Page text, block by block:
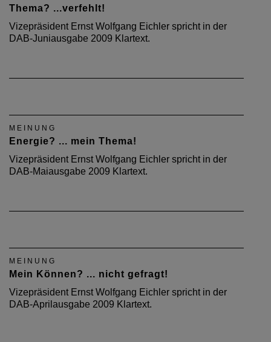
Thema? ...verfehlt!
Vizepräsident Ernst Wolfgang Eichler spricht in der
DAB-Juniausgabe 2009 Klartext.
MEINUNG
Energie? ... mein Thema!
Vizepräsident Ernst Wolfgang Eichler spricht in der
DAB-Maiausgabe 2009 Klartext.
MEINUNG
Mein Können? ... nicht gefragt!
Vizepräsident Ernst Wolfgang Eichler spricht in der
DAB-Aprilausgabe 2009 Klartext.